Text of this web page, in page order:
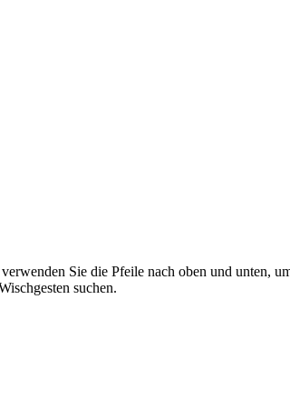
Sie die Pfeile nach oben und unten,
suchen.